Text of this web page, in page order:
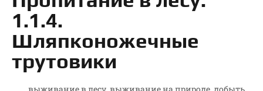
1.1.4.
Шляпконожечные
трутовики